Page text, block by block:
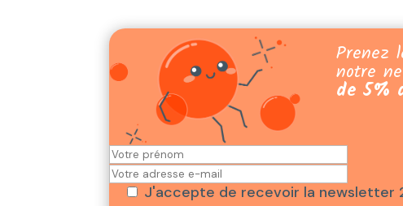
Prenez
notre
de 5%
J'accepte de recevoir la newsletter